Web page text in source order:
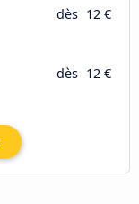
dès 12 €
dès 12 €